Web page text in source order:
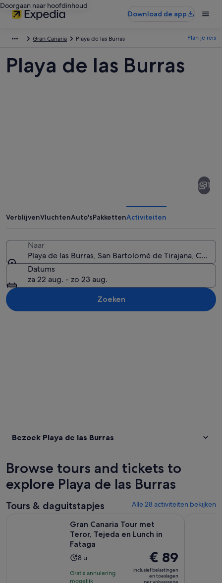
Doorgaan naar hoofdinhoud
Download de app
Gran Canaria Playa de las Burras Plan je reis
Playa de las Burras
Burras
Een strand met mensen en tenten,
1
VerblijvenVluchtenAuto'sPakkettenActiviteiten
Naar
Playa de las Burras, San Bartolomé de Tirajana,
Datums
za 22 aug. - zo 23 aug.
Zoeken
Bezoek Playa de las Burras
Browse tours and tickets to
explore Playa de las Burras
Tours & daguitstapjes Alle 28 activiteiten bekijken
Gran Canaria Tour met
Teror, Tejeda en Lunch in
Fataga
De
duurt
8 u.
Gratis annulering
mogelijk
De
prijs
is
€ 89
inclusief belastingen
en toeslagen
per volwassene